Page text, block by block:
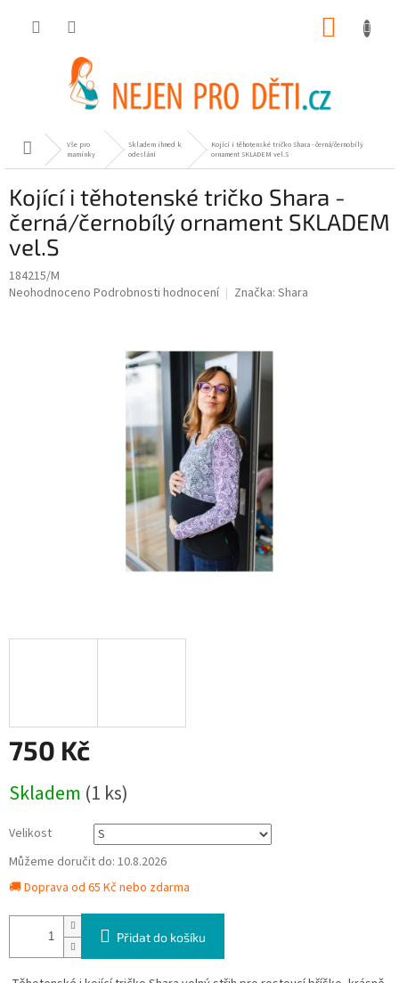
Domů
Vše pro
maminky
Skladem ihned k
odeslání
Kojící i těhotenské tričko Shara - černá/černobílý
ornament SKLADEM vel.S
Kojící i těhotenské tričko Shara -
černá/černobílý ornament SKLADEM
vel.S
184215/M
Průměrné
Neohodnoceno Podrobnosti hodnocení Značka: Shara
750 Kč
cena:
Skladem (1 ks)
Velikost
Můžeme doručit do: 10.8.2026
🚚 Doprava od 65 Kč nebo zdarma
Přidat do košíku